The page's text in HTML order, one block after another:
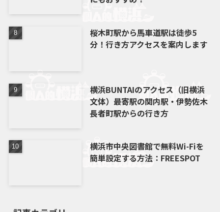
桜木町駅から馬車道駅は徒歩5
分！行き方アクセスを案内します
横浜BUNTAIのアクセス（旧横浜
文体）最寄駅の関内駅・伊勢佐木
長者町駅からの行き方
横浜市中央図書館で無料Wi-Fiを
簡単設定する方法：FREESPOT